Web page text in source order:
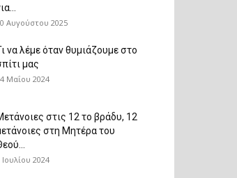
Αυγούστου 2025
να λέμε όταν θυμιάζουμε στο
μας
Μαΐου 2024
στις 12 το βράδυ, 12
στη Μητέρα του
Ιουλίου 2024